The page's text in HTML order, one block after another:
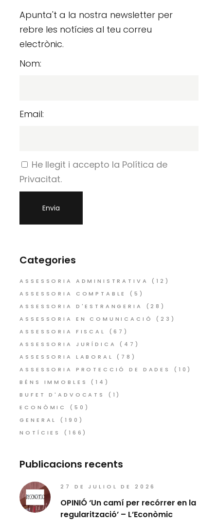
Apunta't a la nostra newsletter per
rebre les notícies al teu correu
electrònic.
Nom:
Email:
He llegit i accepto la Política de
Privacitat.
Categories
ASSESSORIA ADMINISTRATIVA
(12)
ASSESSORIA COMPTABLE
(5)
ASSESSORIA D'ESTRANGERIA
(28)
ASSESSORIA EN COMUNICACIÓ
(23)
ASSESSORIA FISCAL
(67)
ASSESSORIA JURÍDICA
(47)
ASSESSORIA LABORAL
(78)
ASSESSORIA PROTECCIÓ DE DADES
(10)
BÉNS IMMOBLES
(14)
BUFET D'ADVOCATS
(1)
ECONÒMIC
(50)
GENERAL
(190)
NOTÍCIES
(166)
Publicacions recents
27 DE JULIOL DE 2026
OPINIÓ ‘Un camí per recórrer en la
regularització’ – L’Econòmic